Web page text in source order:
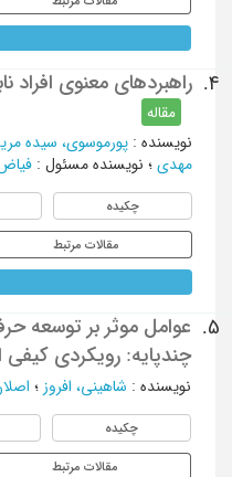
4. راهبردهای معنوی افراد
مقاله
نویسنده: پورموسوی، سیده
مهدی؛ نویسنده مسئول :
چکیده
مقالات مرتبط
5.
عوامل موثر بر توسعه
چندپایه: رویکردی کیفی
نویسنده: شاهینی، افروز؛
چکیده
مقالات مرتبط